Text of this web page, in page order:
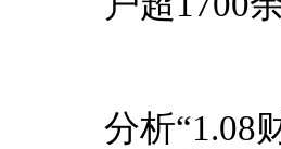
分析“1.08